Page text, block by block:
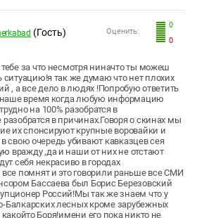
0
0
Оценить:
(Гость)
за что несмотря ниначто ты можеш
ситуацию!я так же думаю что нет плохих
, а все дело в людях !Попробую ответить
наше время когда любую информацию
на 100% разобратся в
в причинах.Говоря о скинах мы
их спонсируют крупные воровайки и
свою очередь убивают кавказцев сея
вражду ,да и наши от них не отстают
себя некрасиво в городах
помнят и это говорили раньше все СМИ
Бассаева был Борис Березовский
Россий!Мы так же знаем что у
Балкарских лесных кроме зарубежных
Боря!имени его пока никто не